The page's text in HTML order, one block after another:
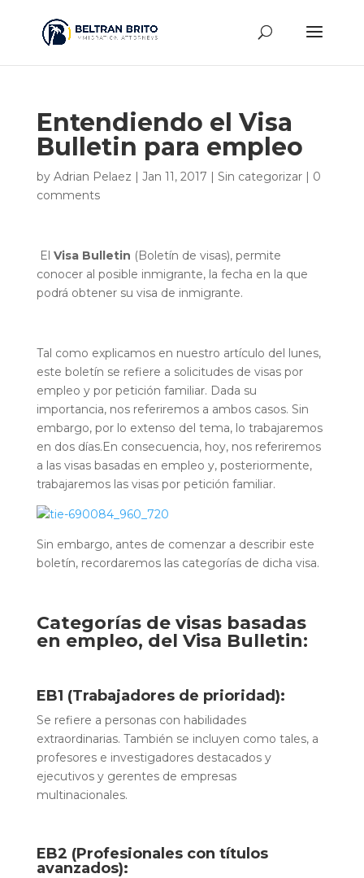
Entendiendo el Visa
Bulletin para empleo
by Adrian Pelaez | Jan 11, 2017 | Sin categorizar| 0
comments
El Visa Bulletin (Boletín de visas), permite
conocer al posible inmigrante, la fecha en la que
podrá obtener su visa de inmigrante.
Tal como explicamos en nuestro artículo del lunes,
este boletín se refiere a solicitudes de visas por
empleo y por petición familiar. Dada su
importancia, nos referiremos a ambos casos. Sin
embargo, por lo extenso del tema, lo trabajaremos
en dos días.En consecuencia, hoy, nos referiremos
a las visas basadas en empleo y, posteriormente,
trabajaremos las visas por petición familiar.
Sin embargo, antes de comenzar a describir este
boletín, recordaremos las categorías de dicha visa.
Categorías de visas basadas
en empleo, del Visa Bulletin:
EB1 (Trabajadores de prioridad):
Se refiere a personas con habilidades
extraordinarias. También se incluyen como tales, a
profesores e investigadores destacados y
ejecutivos y gerentes de empresas
multinacionales.
EB2 (Profesionales con títulos
avanzados):